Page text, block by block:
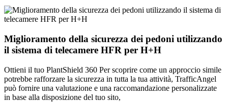
Miglioramento della sicurezza dei pedoni utilizzando
il sistema di telecamere HFR per H+H
Ottieni il tuo PlantShield 360 Per scoprire come un approccio simile
potrebbe rafforzare la sicurezza in tutta la tua attività, TrafficAngel
può fornire una valutazione e una raccomandazione personalizzate
in base alla disposizione del tuo sito,